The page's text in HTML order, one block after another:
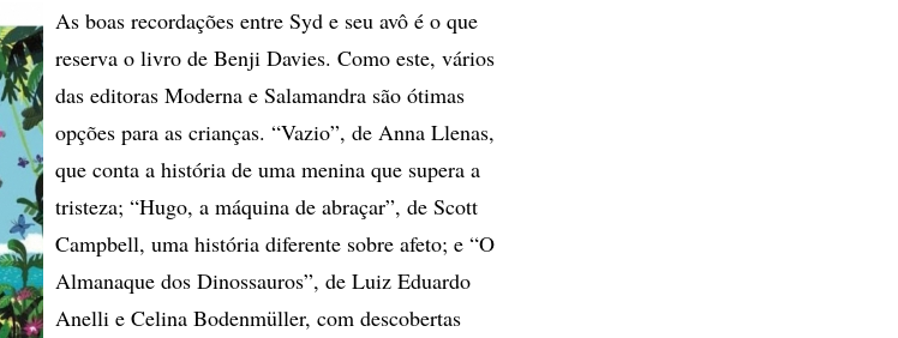
As boas recordações entre Syd e seu avô é o que
reserva o livro de Benji Davies. Como este, vários
das editoras Moderna e Salamandra são ótimas
opções para as crianças. “Vazio”, de Anna Llenas,
que conta a história de uma menina que supera a
tristeza; “Hugo, a máquina de abraçar”, de Scott
Campbell, uma história diferente sobre afeto; e “O
Almanaque dos Dinossauros”, de Luiz Eduardo
Anelli e Celina Bodenmüller, com descobertas